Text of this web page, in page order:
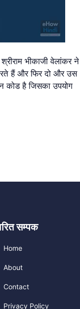
भीकाजी वेलांकर ने
हैं और फिर दो और उस
कोड है जिसका उपयोग
सम्पक
Home
About
Contact
Privacy Policy